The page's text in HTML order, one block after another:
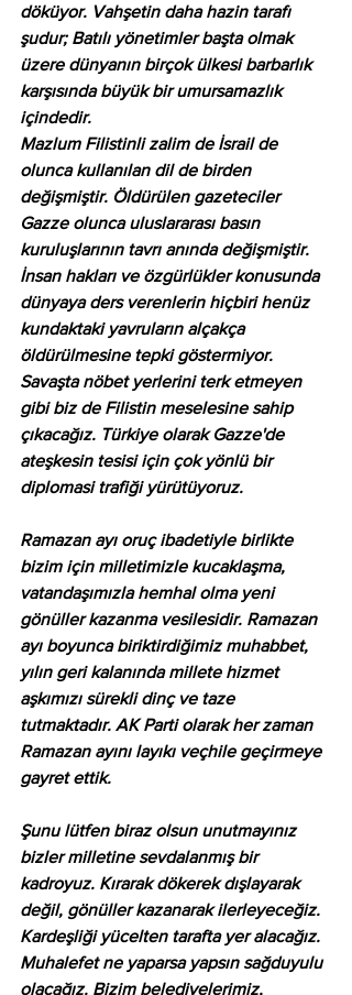
döküyor. Vahşetin daha hazin tarafı
şudur; Batılı yönetimler başta olmak
üzere dünyanın birçok ülkesi barbarlık
karşısında büyük bir umursamazlık
içindedir.
Mazlum Filistinli zalim de İsrail de
olunca kullanılan dil de birden
değişmiştir. Öldürülen gazeteciler
Gazze olunca uluslararası basın
kuruluşlarının tavrı anında değişmiştir.
İnsan hakları ve özgürlükler konusunda
dünyaya ders verenlerin hiçbiri henüz
kundaktaki yavruların alçakça
öldürülmesine tepki göstermiyor.
Savaşta nöbet yerlerini terk etmeyen
gibi biz de Filistin meselesine sahip
çıkacağız. Türkiye olarak Gazze'de
ateşkesin tesisi için çok yönlü bir
diplomasi trafiği yürütüyoruz.
Ramazan ayı oruç ibadetiyle birlikte
bizim için milletimizle kucaklaşma,
vatandaşımızla hemhal olma yeni
gönüller kazanma vesilesidir. Ramazan
ayı boyunca biriktirdiğimiz muhabbet,
yılın geri kalanında millete hizmet
aşkımızı sürekli dinç ve taze
tutmaktadır. AK Parti olarak her zaman
Ramazan ayını layıkı veçhile geçirmeye
gayret ettik.
Şunu lütfen biraz olsun unutmayınız
bizler milletine sevdalanmış bir
kadroyuz. Kırarak dökerek dışlayarak
değil, gönüller kazanarak ilerleyeceğiz.
Kardeşliği yücelten tarafta yer alacağız.
Muhalefet ne yaparsa yapsın sağduyulu
olacağız. Bizim belediyelerimiz,